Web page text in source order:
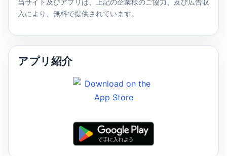
当サイト及びアプリは、上記の企業様のご協力、及び広告収
入により、無料で提供されています。
アプリ紹介